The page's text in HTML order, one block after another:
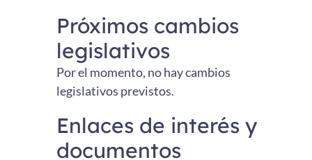
Próximos cambios
legislativos
Por el momento, no hay cambios
legislativos previstos.
Enlaces de interés y
documentos